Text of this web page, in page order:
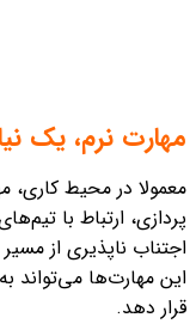
مهارت نرم، یک
معمولا در محیط کاری،
پردازی، ارتباط با
اجتناب ناپذیری از
این مهارت‌ها می‌تواند
قرار دهد.